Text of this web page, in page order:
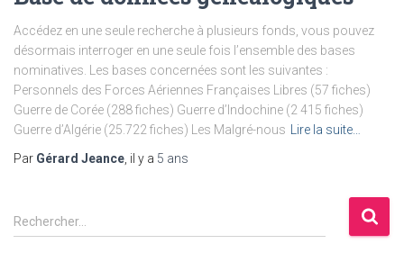
Accédez en une seule recherche à plusieurs fonds, vous pouvez
désormais interroger en une seule fois l’ensemble des bases
nominatives. Les bases concernées sont les suivantes :
Personnels des Forces Aériennes Françaises Libres (57 fiches)
Guerre de Corée (288 fiches) Guerre d’Indochine (2 415 fiches)
Guerre d’Algérie (25.722 fiches) Les Malgré-nous
Lire la suite…
Par Gérard Jeance , il y a 5 ans
R
e
Rechercher…